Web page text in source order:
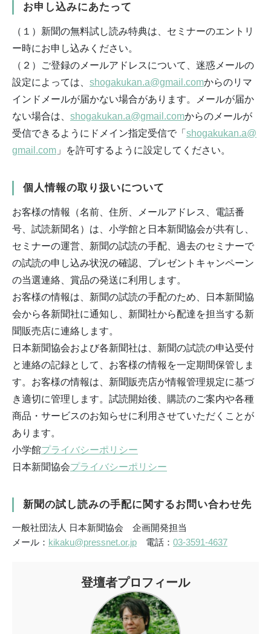
お申し込みにあたって
（１）新聞の無料試し読み特典は、セミナーのエントリ
ー時にお申し込みください。
（２）ご登録のメールアドレスについて、迷惑メールの
設定によっては、 shogakukan.a@gmail.comからのリマ
インドメールが届かない場合があります。メールが届か
ない場合は、 shogakukan.a@gmail.comからのメールが
受信できるようにドメイン指定受信で「 shogakukan.a@
gmail.com 」を許可するように設定してください。
個人情報の取り扱いについて
お客様の情報（名前、住所、メールアドレス、電話番
号、試読新聞名）は、小学館と日本新聞協会が共有し、
セミナーの運営、新聞の試読の手配、過去のセミナーで
の試読の申し込み状況の確認、プレゼントキャンペーン
の当選連絡、賞品の発送に利用します。
お客様の情報は、新聞の試読の手配のため、日本新聞協
会から各新聞社に通知し、新聞社から配達を担当する新
聞販売店に連絡します。
日本新聞協会および各新聞社は、新聞の試読の申込受付
と連絡の記録として、お客様の情報を一定期間保管しま
す。お客様の情報は、新聞販売店が情報管理規定に基づ
き適切に管理します。試読開始後、購読のご案内や各種
商品・サービスのお知らせに利用させていただくことが
あります。
小学館プライバシーポリシー
日本新聞協会プライバシーポリシー
新聞の試し読みの手配に関するお問い合わせ先
一般社団法人 日本新聞協会 企画開発担当
メール： kikaku@pressnet.or.jp 電話： 03-3591-4637
登壇者プロフィール